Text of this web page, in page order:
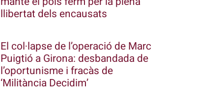
llibertat dels encausats
El col·lapse de l’operació de Marc
Puigtió a Girona: desbandada de
l’oportunisme i fracàs de
‘Militància Decidim’